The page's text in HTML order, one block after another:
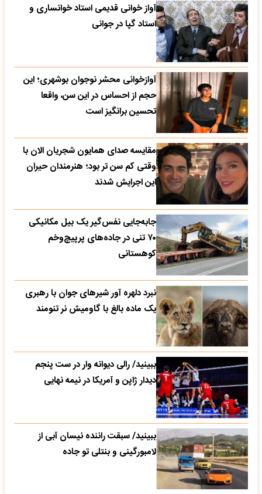
آواز خوانی قدیمی استاد خوانساری و
استاد گپا در جوانی
آوازخوانی محشر نوجوان بوشهری؛ این
حجم از احساس در این سن، واقعا
تحسین‌ برانگیز است
مقایسه صدای همایون شجریان الان با
وقتی کم سن تر بود؛ هنرمندان حیران
این اجرایش شدند
جابه‌جایی نفس‌گیر یک بیل مکانیکی
۷۰ تنی در جاده‌های پرپیچ‌وخم
کوهستانی
نبرد دلهره آور شیرهای جوان با رهبری
یک ماده بالغ با گاومیش نر تنومند
ببینید/ رالی دیوانه وار در ست پنجم
دیدار ژاپن و آمریکا در نیمه نهایی
ببینید/ سبقت راننده نیسان آبی از
لامبورگینی و بنتلی تو جاده